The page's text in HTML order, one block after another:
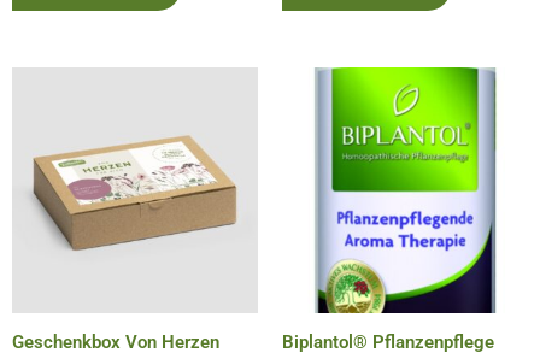
Geschenkbox Von Herzen
Biplantol® Pflanzenpflege